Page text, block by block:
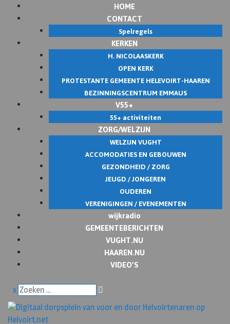
HOME
CONTACT
Spelregels
KERKEN
H. NICOLAASKERK
OPEN KERK
PROTESTANTE GEMEENTE HELEVOIRT-HAAREN
BEZINNINGSCENTRUM EMMAUS
V55+
55+ activiteiten
ZORG/WELZIJN
WELZIJN VUGHT
ACCOMODATIES EN GEBOUWEN
GEZONDHEID / ZORG
JEUGD / JONGEREN
OUDEREN
VERENIGINGEN / EVENEMENTEN
wijkradio
GEMEENTEBERICHTEN
VUGHT.NU
HAAREN.NU
VIDEO’S
x